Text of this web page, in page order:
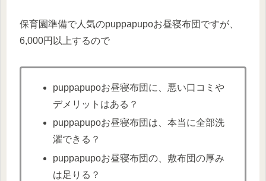
保育園準備で人気のpuppapupoお昼寝布団ですが、
6,000円以上するので
puppapupoお昼寝布団に、悪い口コミや
デメリットはある？
puppapupoお昼寝布団は、本当に全部洗
濯できる？
puppapupoお昼寝布団の、敷布団の厚み
は足りる？